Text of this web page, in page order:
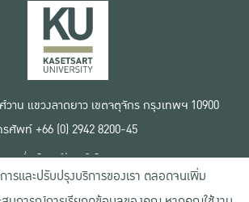
าน แขวงลาดยาว เขตจตุจักร กรุงเทพฯ 10900
รศัพท์ +66 (0) 2942 8200-45
เงื่อนไขการใช้งานเว็บไซต์
ข้อตกลงด้านสิทธิ์ใช้งาน
นโยบายความเป็นส่วนตัว
ารและปรับปรุงบริการของเรา ตลอดจนเพิ่ม